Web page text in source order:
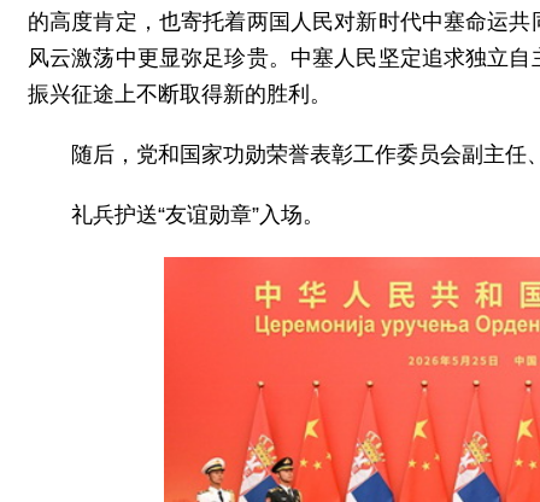
的高度肯定，也寄托着两国人民对新时代中塞命运
风云激荡中更显弥足珍贵。中塞人民坚定追求独立
振兴征途上不断取得新的胜利。
随后，党和国家功勋荣誉表彰工作委员会副主
礼兵护送“友谊勋章”入场。